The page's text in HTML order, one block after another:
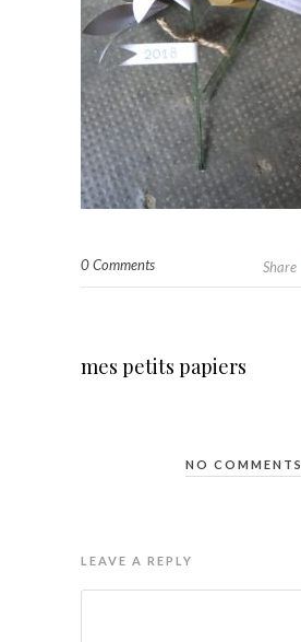
0 Comments Share
mes petits papiers
NO COMMENTS
LEAVE A REPLY